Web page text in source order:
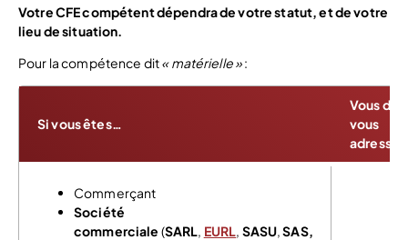
Votre CFE compétent dépendra de votre statut, et de votre
lieu de situation.
Pour la compétence dit« matérielle »:
Si vous êtes…
Vous
vous
adresser
Commerçant
Société
commerciale (SARL EURL SASU ,SAS,